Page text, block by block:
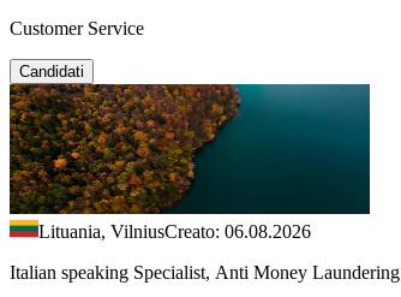
Customer Service
Candidati
Lituania, VilniusCreato: 06.08.2026
Italian speaking Specialist, Anti Money